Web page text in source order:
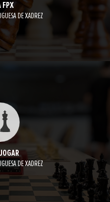
FPX
DE XADREZ
DE XADREZ